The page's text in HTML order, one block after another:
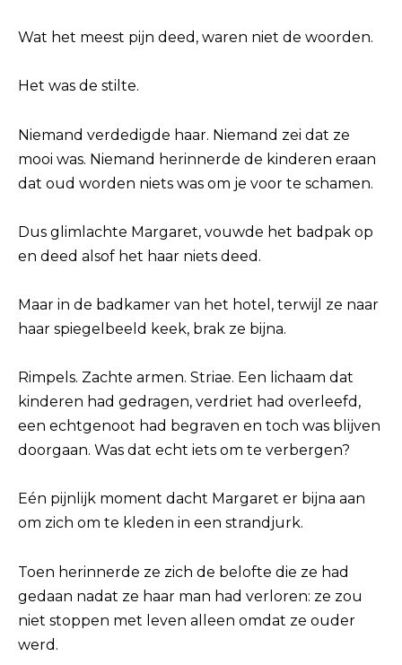
Wat het meest pijn deed, waren niet de woorden.
Het was de stilte.
Niemand verdedigde haar. Niemand zei dat ze
mooi was. Niemand herinnerde de kinderen eraan
dat oud worden niets was om je voor te schamen.
Dus glimlachte Margaret, vouwde het badpak op
en deed alsof het haar niets deed.
Maar in de badkamer van het hotel, terwijl ze naar
haar spiegelbeeld keek, brak ze bijna.
Rimpels. Zachte armen. Striae. Een lichaam dat
kinderen had gedragen, verdriet had overleefd,
een echtgenoot had begraven en toch was blijven
doorgaan. Was dat echt iets om te verbergen?
Eén pijnlijk moment dacht Margaret er bijna aan
om zich om te kleden in een strandjurk.
Toen herinnerde ze zich de belofte die ze had
gedaan nadat ze haar man had verloren: ze zou
niet stoppen met leven alleen omdat ze ouder
werd.